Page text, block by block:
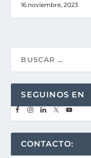
16 noviembre, 2023
SEGUINOS EN
CONTACTO: